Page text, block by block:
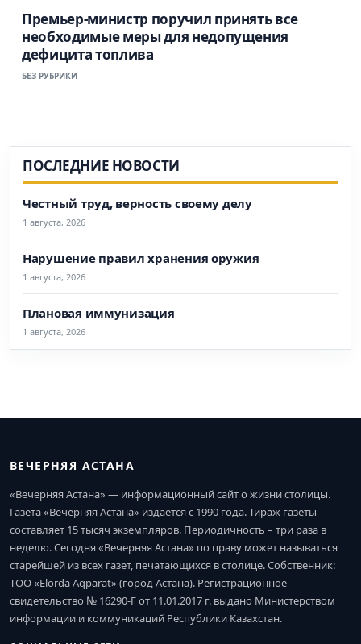
Премьер-министр поручил принять все
необходимые меры для недопущения
дефицита топлива
БЕЗ РУБРИКИ
ПОСЛЕДНИЕ НОВОСТИ
Честный труд, верность своему делу
1 августа, 2026
Нарушение правил хранения оружия
1 августа, 2026
Плановая иммунизация
1 августа, 2026
ВЕЧЕРНЯЯ АСТАНА
«Вечерняя Астана» — информационный сайт о жизни столицы.
Газета «Вечерняя Астана» издается с 1990 года. Тираж газеты
составляет 15 тысяч экземпляров. Периодичность – три раза в
неделю. Сегодня «Вечерняя Астана» по праву может называться
старейшей из всех газет, печатающихся в столице. Собственник:
ТОО «Elorda Aqparat» (город Астана). Регистрационное
свидетельство № 16290-Г от 11.01.2017 г. выдано Министерством
информации и коммуникаций Республики Казахстан.